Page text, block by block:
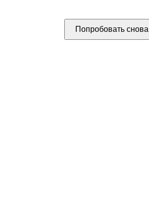
Попробовать снова